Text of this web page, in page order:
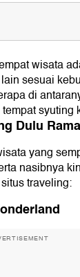
yang Dulu
TMII
(TRS)
Semarang
(KTS)
wisata
sesuai
di
syuting
Dulu
yang
nasibnya
traveling: